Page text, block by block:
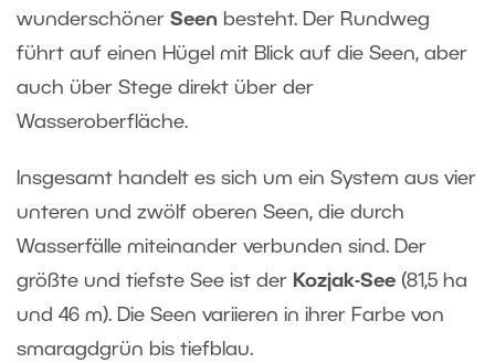
wunderschöner Seen besteht. Der Rundweg
führt auf einen Hügel mit Blick auf die Seen, aber
auch über Stege direkt über der
Wasseroberfläche.
Insgesamt handelt es sich um ein System aus vier
unteren und zwölf oberen Seen, die durch
Wasserfälle miteinander verbunden sind. Der
größte und tiefste See ist der Kozjak-See (81,5 ha
und 46 m). Die Seen variieren in ihrer Farbe von
smaragdgrün bis tiefblau.